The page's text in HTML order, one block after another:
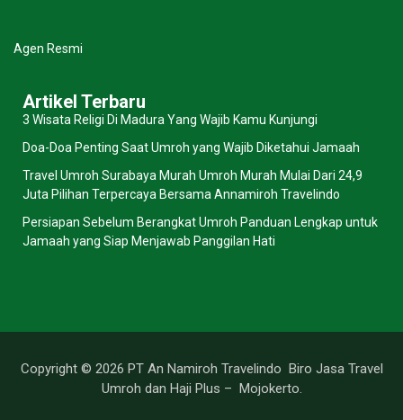
Agen Resmi
Artikel Terbaru
3 Wisata Religi Di Madura Yang Wajib Kamu Kunjungi
Doa-Doa Penting Saat Umroh yang Wajib Diketahui Jamaah
Travel Umroh Surabaya Murah Umroh Murah Mulai Dari 24,9
Juta Pilihan Terpercaya Bersama Annamiroh Travelindo
Persiapan Sebelum Berangkat Umroh Panduan Lengkap untuk
Jamaah yang Siap Menjawab Panggilan Hati
Copyright © 2026 PT An Namiroh Travelindo Biro Jasa Travel
Umroh dan Haji Plus – Mojokerto.